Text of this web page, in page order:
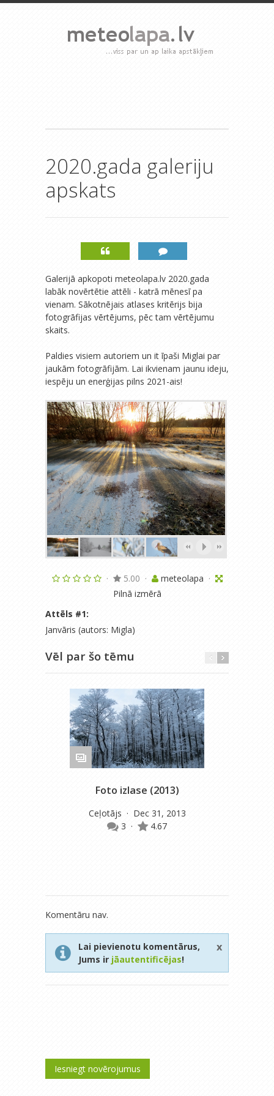
2020.gada galeriju
apskats
Galerijā apkopoti meteolapa.lv 2020.gada
labāk novērtētie attēli - katrā mēnesī pa
vienam. Sākotnējais atlases kritērijs bija
fotogrāfijas vērtējums, pēc tam vērtējumu
skaits.
Paldies visiem autoriem un it īpaši Miglai par
jaukām fotogrāfijām. Lai ikvienam jaunu ideju,
iespēju un enerģijas pilns 2021-ais!
· 5.00 · meteolapa ·
Pilnā izmērā
Attēls #1:
Janvāris (autors: Migla)
Vēl par šo tēmu
Foto izlase (2013)
Ceļotājs · Dec 31, 2013
3 · 4.67
Komentāru nav.
Lai pievienotu komentārus,
Jums ir jāautentificējas!
x
Iesniegt novērojumus